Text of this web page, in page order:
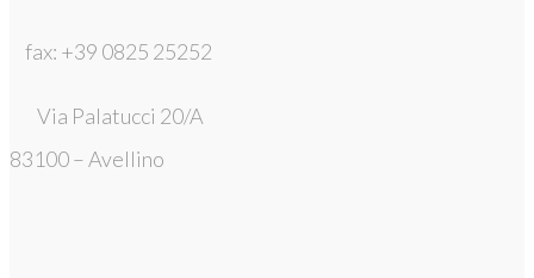
fax: +39 0825 25252
Via Palatucci 20/A
83100 – Avellino